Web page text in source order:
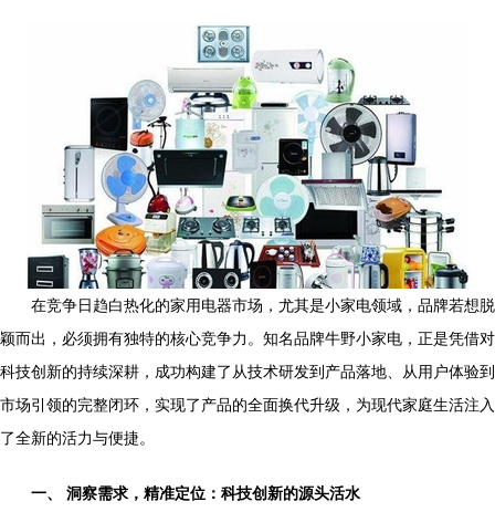
在竞争日趋白热化的家用电器市场，尤其是小家电领域，品牌若想脱
颖而出，必须拥有独特的核心竞争力。知名品牌牛野小家电，正是凭借对
科技创新的持续深耕，成功构建了从技术研发到产品落地、从用户体验到
市场引领的完整闭环，实现了产品的全面换代升级，为现代家庭生活注入
了全新的活力与便捷。
一、 洞察需求，精准定位：科技创新的源头活水